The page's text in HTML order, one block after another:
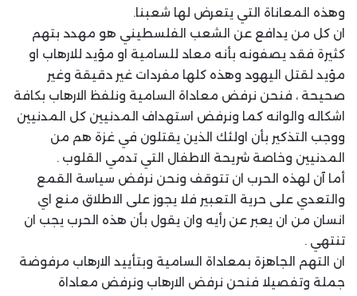
وهذه المعاناة التي يتعرض لها شعبنا.
ان كل من يدافع عن الشعب الفلسطيني هو مهدد بتهم
كثيرة فقد يصفونه بأنه معاد للسامية او مؤيد للارهاب او
مؤيد لقتل اليهود وهذه كلها مفردات غير دقيقة وغير
صحيحة ، فنحن نرفض معاداة السامية ونلفظ الارهاب بكافة
اشكاله والوانه كما ونرفض استهداف المدنيين كل المدنيين
ووجب التذكير بأن اولئك الذين يقتلون في غزة هم من
المدنيين وخاصة شريحة الاطفال التي تدمي القلوب .
أما آن لهذه الحرب ان تتوقف ونحن نرفض سياسة القمع
والتعدي على حرية التعبير فلا يجوز على الاطلاق منع اي
انسان من ان يعبر عن رأيه وان يقول بأن هذه الحرب يجب ان
تنتهي .
ان التهم الجاهزة بمعاداة السامية وبتأييد الارهاب مرفوضة
جملة وتفصيلا فنحن نرفض الارهاب ونرفض معاداة